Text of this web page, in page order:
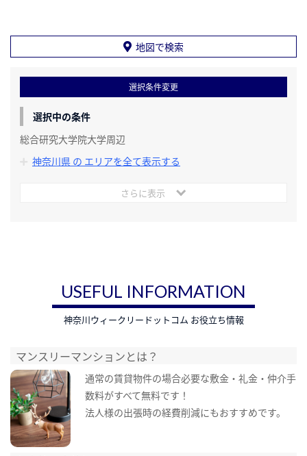
地図で検索
選択条件変更
選択中の条件
総合研究大学院大学周辺
神奈川県 の エリアを全て表示する
さらに表示
USEFUL INFORMATION
神奈川ウィークリードットコム お役立ち情報
マンスリーマンションとは？
通常の賃貸物件の場合必要な敷金・礼金・仲介手
数料がすべて無料です！
法人様の出張時の経費削減にもおすすめです。